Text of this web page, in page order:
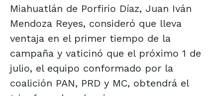
Miahuatlán de Porfirio Díaz, Juan Iván
Mendoza Reyes, consideró que lleva
ventaja en el primer tiempo de la
campaña y vaticinó que el próximo 1 de
julio, el equipo conformado por la
coalición PAN, PRD y MC, obtendrá el